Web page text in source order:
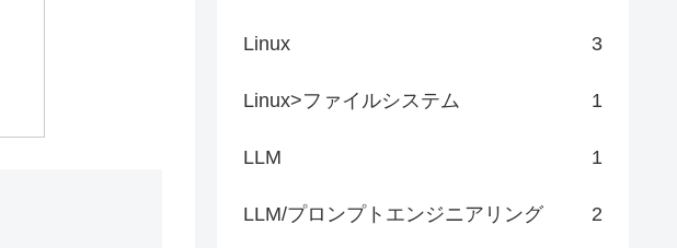
Linux 3
Linux>ファイルシステム 1
LLM 1
LLM/プロンプトエンジニアリング 2